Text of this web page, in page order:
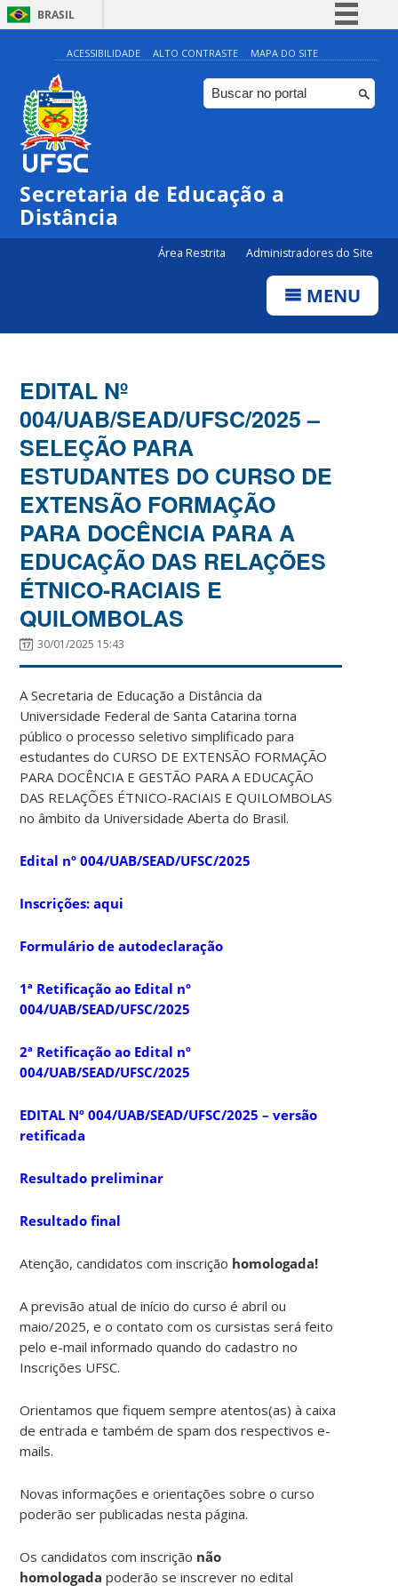
BRASIL
Simplifique!
Comunica BR
Participe
Canais
ACESSIBILIDADE ALTO CONTRASTE MAPA DO SITE
Secretaria de Educação a
Distância
Área Restrita Administradores do Site
MENU
EDITAL Nº
004/UAB/SEAD/UFSC/2025 –
SELEÇÃO PARA
ESTUDANTES DO CURSO DE
EXTENSÃO FORMAÇÃO
PARA DOCÊNCIA PARA A
EDUCAÇÃO DAS RELAÇÕES
ÉTNICO-RACIAIS E
QUILOMBOLAS
30/01/2025 15:43
A Secretaria de Educação a Distância da
Universidade Federal de Santa Catarina torna
público o processo seletivo simplificado para
estudantes do CURSO DE EXTENSÃO FORMAÇÃO
PARA DOCÊNCIA E GESTÃO PARA A EDUCAÇÃO
DAS RELAÇÕES ÉTNICO-RACIAIS E QUILOMBOLAS
no âmbito da Universidade Aberta do Brasil.
Edital nº 004/UAB/SEAD/UFSC/2025
Inscrições: aqui
Formulário de autodeclaração
1ª Retificação ao Edital nº
004/UAB/SEAD/UFSC/2025
2ª Retificação ao Edital nº
004/UAB/SEAD/UFSC/2025
EDITAL Nº 004/UAB/SEAD/UFSC/2025 – versão
retificada
Resultado preliminar
Resultado final
Atenção, candidatos com inscrição homologada!
A previsão atual de início do curso é abril ou
maio/2025, e o contato com os cursistas será feito
pelo e-mail informado quando do cadastro no
Inscrições UFSC.
Orientamos que fiquem sempre atentos(as) à caixa
de entrada e também de spam dos respectivos e-
mails.
Novas informações e orientações sobre o curso
poderão ser publicadas nesta página.
Os candidatos com inscrição não
homologada poderão se inscrever no edital